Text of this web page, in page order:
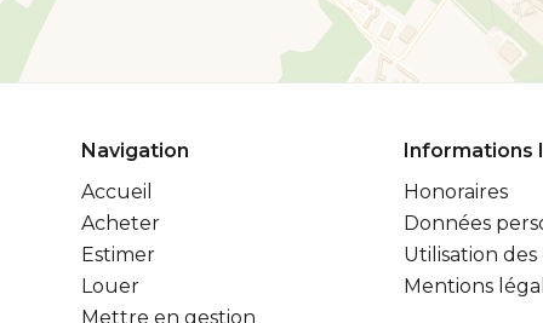
Navigation
Accueil
Acheter
Estimer
Louer
Mettre en gestion
Informations
Honoraires
Données
Utilisation des
Mentions